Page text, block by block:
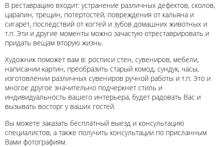
В реставрацию входит: устранение различных дефектов, сколов,
царапин, трещин, потертостей, повреждения от кальяна и
сигарет, последствий от когтей и зубов домашних животных и
т.п. Эти и другие моменты можно зачастую отреставрировать и
придать вещам вторую жизнь.
Художник поможет вам в: росписи стен, сувениров, мебели,
написании картин, преобразить старый комод, сундук, часы,
изготовлении различных сувениров ручной работы и т.п. Это и
многое другое значительно подчеркнет стиль и
индивидуальность вашего интерьера, будет радовать Вас и
вызывать восторг у ваших гостей.
Вы можете заказать бесплатный выезд и консультацию
специалистов, а также получить консультации по присланным
Вами фотографиям.